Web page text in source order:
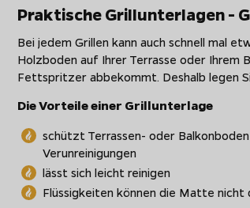
Praktische Grillunterlagen -
Bei jedem Grillen kann auch schnell mal
Holzboden auf Ihrer Terrasse oder Ihrem
Fettspritzer abbekommt. Deshalb legen
Die Vorteile einer Grillunterlage
schützt Terrassen- oder
Verunreinigungen
lässt sich leicht reinigen
Flüssigkeiten können die Matte nicht